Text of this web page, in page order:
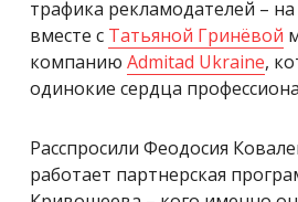
трафика рекламодателей –
вместе с Татьяной Гринёвой
компанию Admitad Ukraine,
одинокие сердца
Расспросили Феодосия
работает партнерская